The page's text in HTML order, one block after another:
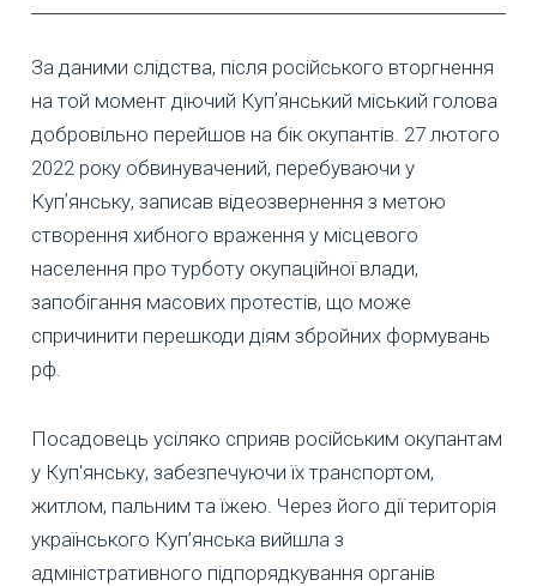
За даними слідства, після російського вторгнення
на той момент діючий Купʼянський міський голова
добровільно перейшов на бік окупантів. 27 лютого
2022 року обвинувачений, перебуваючи у
Купʼянську, записав відеозвернення з метою
створення хибного враження у місцевого
населення про турботу окупаційної влади,
запобігання масових протестів, що може
спричинити перешкоди діям збройних формувань
рф.
Посадовець усіляко сприяв російським окупантам
у Куп'янську, забезпечуючи їх транспортом,
житлом, пальним та їжею. Через його дії територія
українського Куп’янська вийшла з
адміністративного підпорядкування органів